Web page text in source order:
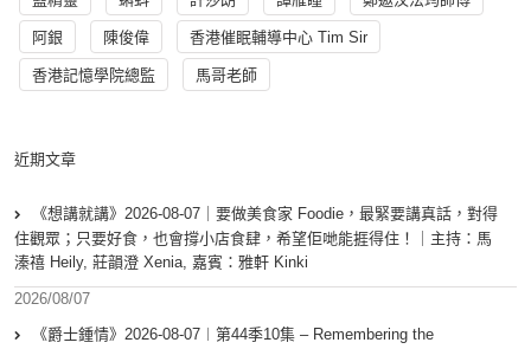
阿銀 陳俊偉 香港催眠輔導中心 Tim Sir
香港記憶學院總監 馬哥老師
近期文章
《想講就講》2026-08-07｜要做美食家 Foodie，最緊要講真話，對得
住觀眾；只要好食，也會撐小店食肆，希望佢哋能捱得住！｜主持：馬
溱禧 Heily, 莊韻澄 Xenia, 嘉賓：雅軒 Kinki
2026/08/07
《爵士鍾情》2026-08-07︱第44季10集 – Remembering the